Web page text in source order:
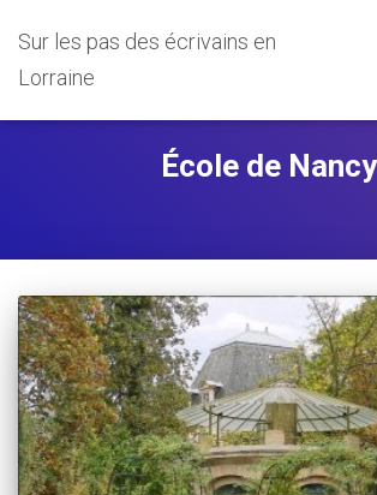
Sur les pas des écrivains en
Lorraine
École de Nancy